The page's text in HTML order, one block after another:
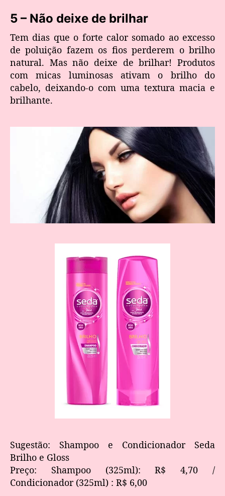
5 – Não deixe de brilhar
Tem dias que o forte calor somado ao excesso
de poluição fazem os fios perderem o brilho
natural. Mas não deixe de brilhar! Produtos
com micas luminosas ativam o brilho do
cabelo, deixando-o com uma textura macia e
brilhante.
Sugestão: Shampoo e Condicionador Seda
Brilho e Gloss
Preço: Shampoo (325ml): R$ 4,70 /
Condicionador (325ml) : R$ 6,00